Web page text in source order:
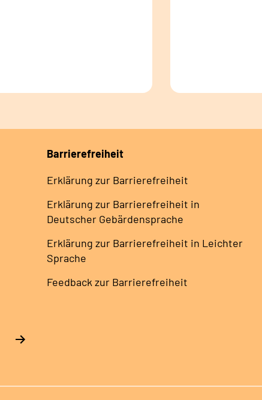
Barrierefreiheit
Erklärung zur Barrierefreiheit
Erklärung zur Barrierefreiheit in
Deutscher Gebärdensprache
Erklärung zur Barrierefreiheit in Leichter
Sprache
Feedback zur Barrierefreiheit